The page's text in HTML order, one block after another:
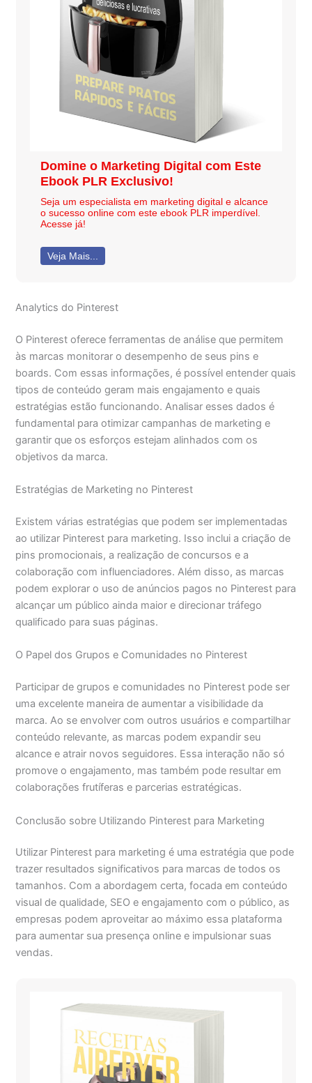
Domine o Marketing Digital com Este
Ebook PLR Exclusivo!
Seja um especialista em marketing digital e alcance
o sucesso online com este ebook PLR imperdível.
Acesse já!
Veja Mais...
Analytics do Pinterest
O Pinterest oferece ferramentas de análise que permitem
às marcas monitorar o desempenho de seus pins e
boards. Com essas informações, é possível entender quais
tipos de conteúdo geram mais engajamento e quais
estratégias estão funcionando. Analisar esses dados é
fundamental para otimizar campanhas de marketing e
garantir que os esforços estejam alinhados com os
objetivos da marca.
Estratégias de Marketing no Pinterest
Existem várias estratégias que podem ser implementadas
ao utilizar Pinterest para marketing. Isso inclui a criação de
pins promocionais, a realização de concursos e a
colaboração com influenciadores. Além disso, as marcas
podem explorar o uso de anúncios pagos no Pinterest para
alcançar um público ainda maior e direcionar tráfego
qualificado para suas páginas.
O Papel dos Grupos e Comunidades no Pinterest
Participar de grupos e comunidades no Pinterest pode ser
uma excelente maneira de aumentar a visibilidade da
marca. Ao se envolver com outros usuários e compartilhar
conteúdo relevante, as marcas podem expandir seu
alcance e atrair novos seguidores. Essa interação não só
promove o engajamento, mas também pode resultar em
colaborações frutíferas e parcerias estratégicas.
Conclusão sobre Utilizando Pinterest para Marketing
Utilizar Pinterest para marketing é uma estratégia que pode
trazer resultados significativos para marcas de todos os
tamanhos. Com a abordagem certa, focada em conteúdo
visual de qualidade, SEO e engajamento com o público, as
empresas podem aproveitar ao máximo essa plataforma
para aumentar sua presença online e impulsionar suas
vendas.